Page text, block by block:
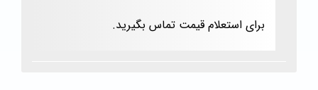
برای استعلام قیمت تماس بگیرید.